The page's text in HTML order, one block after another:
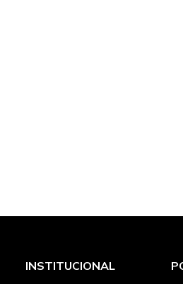
INSTITUCIONAL